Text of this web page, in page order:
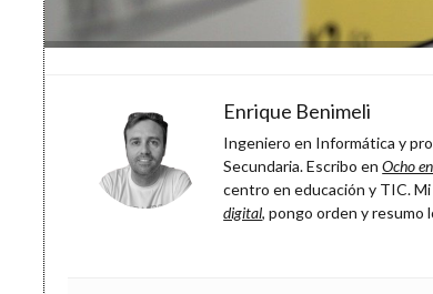
Enrique Benimeli
Ingeniero en Informática y
Secundaria. Escribo enOcho
centro en educación y TIC.
digital, pongo orden y resumo